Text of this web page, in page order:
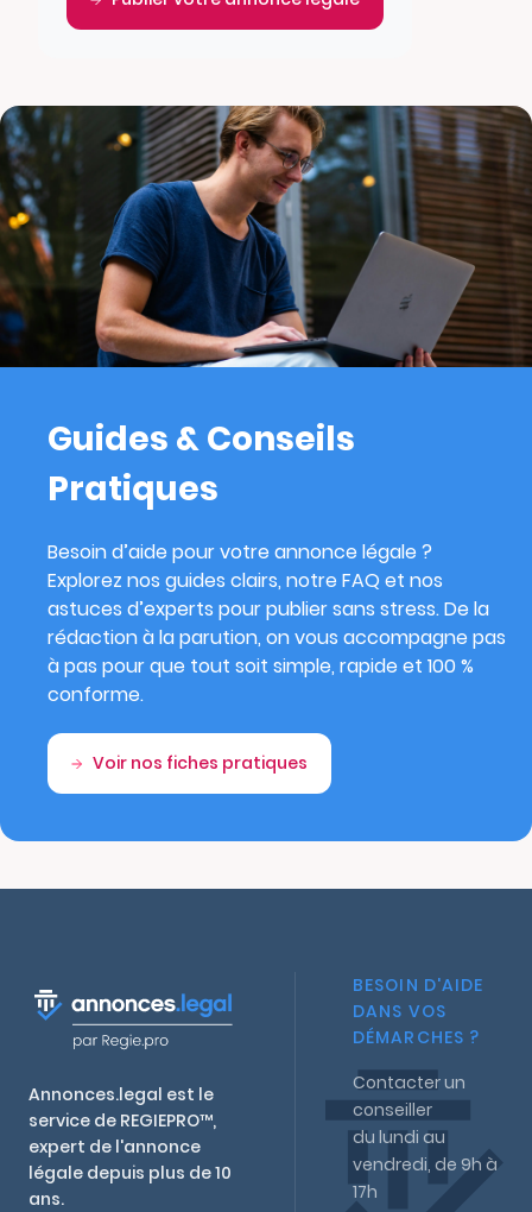
Guides & Conseils
Pratiques
Besoin d’aide pour votre annonce légale ?
Explorez nos guides clairs, notre FAQ et nos
astuces d’experts pour publier sans stress. De la
rédaction à la parution, on vous accompagne pas
à pas pour que tout soit simple, rapide et 100 %
conforme.
Voir nos fiches pratiques
Annonces.legal est le
service de REGIEPRO™,
expert de l'annonce
légale depuis plus de 10
ans.
BESOIN D'AIDE
DANS VOS
DÉMARCHES ?
Contacter un
conseiller
du lundi au
vendredi, de 9h à
17h